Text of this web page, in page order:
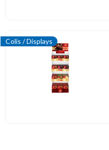
Colis / Displays